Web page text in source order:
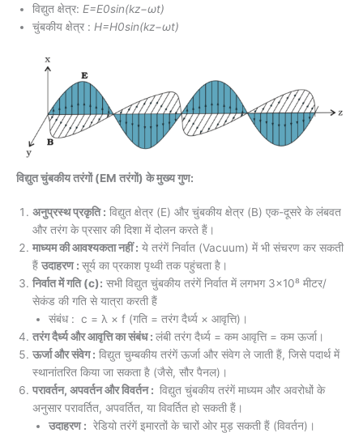
विद्युत क्षेत्र: E=E0​sin(kz−ωt)
चुंबकीय क्षेत्र : H=H0​sin(kz−ωt)
विद्युत चुंबकीय तरंगों (EM तरंगों) के मुख्य गुण:
अनुप्रस्थ प्रकृति : विद्युत क्षेत्र (E) और चुंबकीय क्षेत्र (B) एक-दूसरे के लंबवत
और तरंग के प्रसार की दिशा में दोलन करते हैं।
माध्यम की आवश्यकता नहीं : ये तरंगें निर्वात (Vacuum) में भी संचरण कर सकती
हैं उदाहरण : सूर्य का प्रकाश पृथ्वी तक पहुंचता है।
निर्वात में गति (c): सभी विद्युत चुंबकीय तरंगें निर्वात में लगभग 3×10⁸ मीटर/
सेकंड की गति से यात्रा करती हैं
संबंध : c = λ × f (गति = तरंग दैर्ध्य × आवृत्ति)।
तरंग दैर्ध्य और आवृत्ति का संबंध : लंबी तरंग दैर्ध्य = कम आवृत्ति = कम ऊर्जा।
ऊर्जा और संवेग : विद्युत चुम्बकीय तरंगें ऊर्जा और संवेग ले जाती हैं, जिसे पदार्थ में
स्थानांतरित किया जा सकता है (जैसे, सौर पैनल)।
परावर्तन, अपवर्तन और विवर्तन : विद्युत चुंबकीय तरंगें माध्यम और अवरोधों के
अनुसार परावर्तित, अपवर्तित, या विवर्तित हो सकती हैं।
उदाहरण : रेडियो तरंगें इमारतों के चारों ओर मुड़ सकती हैं (विवर्तन)।